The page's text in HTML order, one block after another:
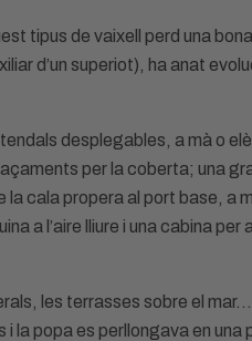
tipus de vaixell perd una
d’un superiot), ha anat
desplegables, a mà o
per la coberta; una
la cala propera al port base, a
l’aire lliure i una cabina per
les terrasses sobre el
la popa es perllongava en